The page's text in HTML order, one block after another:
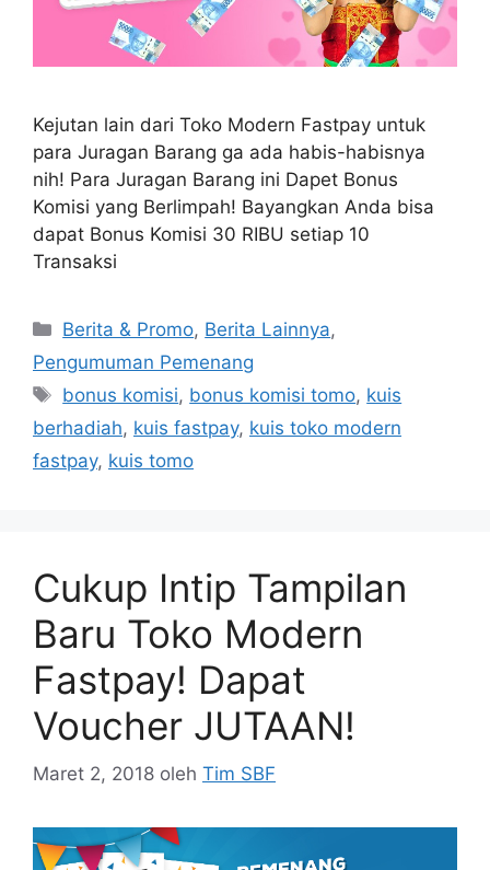
Kejutan lain dari Toko Modern Fastpay untuk
para Juragan Barang ga ada habis-habisnya
nih! Para Juragan Barang ini Dapet Bonus
Komisi yang Berlimpah! Bayangkan Anda bisa
dapat Bonus Komisi 30 RIBU setiap 10
Transaksi
Berita & Promo, Berita Lainnya,
Pengumuman Pemenang
bonus komisi, bonus komisi tomo, kuis
berhadiah, kuis fastpay, kuis toko modern
fastpay, kuis tomo
Cukup Intip Tampilan
Baru Toko Modern
Fastpay! Dapat
Voucher JUTAAN!
Maret 2, 2018 oleh Tim SBF